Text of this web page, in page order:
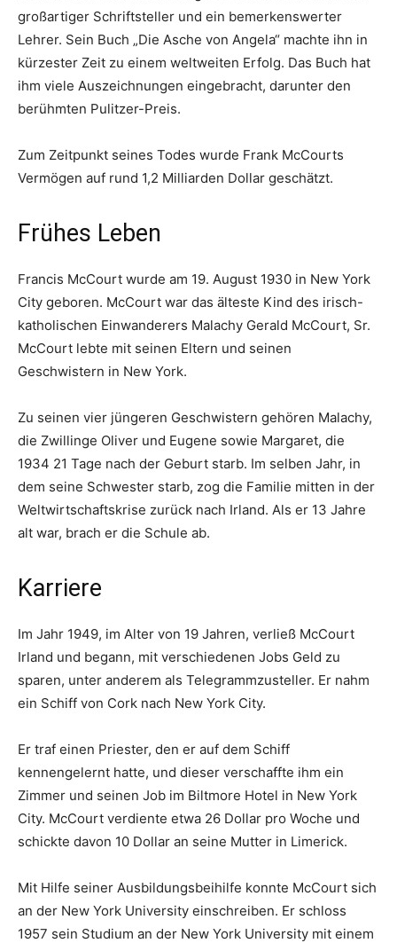
großartiger Schriftsteller und ein bemerkenswerter
Lehrer. Sein Buch „Die Asche von Angela“ machte ihn in
kürzester Zeit zu einem weltweiten Erfolg. Das Buch hat
ihm viele Auszeichnungen eingebracht, darunter den
berühmten Pulitzer-Preis.
Zum Zeitpunkt seines Todes wurde Frank McCourts
Vermögen auf rund 1,2 Milliarden Dollar geschätzt.
Frühes Leben
Francis McCourt wurde am 19. August 1930 in New York
City geboren. McCourt war das älteste Kind des irisch-
katholischen Einwanderers Malachy Gerald McCourt, Sr.
McCourt lebte mit seinen Eltern und seinen
Geschwistern in New York.
Zu seinen vier jüngeren Geschwistern gehören Malachy,
die Zwillinge Oliver und Eugene sowie Margaret, die
1934 21 Tage nach der Geburt starb. Im selben Jahr, in
dem seine Schwester starb, zog die Familie mitten in der
Weltwirtschaftskrise zurück nach Irland. Als er 13 Jahre
alt war, brach er die Schule ab.
Karriere
Im Jahr 1949, im Alter von 19 Jahren, verließ McCourt
Irland und begann, mit verschiedenen Jobs Geld zu
sparen, unter anderem als Telegrammzusteller. Er nahm
ein Schiff von Cork nach New York City.
Er traf einen Priester, den er auf dem Schiff
kennengelernt hatte, und dieser verschaffte ihm ein
Zimmer und seinen Job im Biltmore Hotel in New York
City. McCourt verdiente etwa 26 Dollar pro Woche und
schickte davon 10 Dollar an seine Mutter in Limerick.
Mit Hilfe seiner Ausbildungsbeihilfe konnte McCourt sich
an der New York University einschreiben. Er schloss
1957 sein Studium an der New York University mit einem